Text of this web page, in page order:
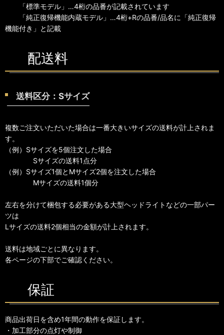
「標準モデル」…4桁の品番が記載されています
「純正復帰機能内蔵モデル」…4桁+Rの品番/品名に「純正復帰
機能付き」と記載
配送料
送料区分：Sサイズ
複数ご注文いただいた場合は一番大きいサイズの送料が計上されま
す。
（例）Sサイズを5個注文した場合
Sサイズの送料1点分
（例）Sサイズ1個とMサイズ2個を注文した場合
Mサイズの送料1個分
左右を分けて梱包する必要がある大型ヘッドライトなどの一部パー
ツは
Lサイズの送料2個相当の金額が計上されます。
送料は地域ごとに異なります。
各ページの下部でご確認ください。
保証
商品出荷日を含め1年間の動作を保証します。
・加工部分の点灯や制御